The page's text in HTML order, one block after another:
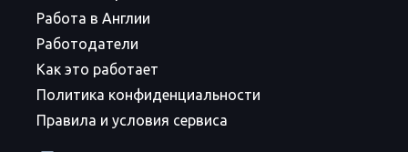
Работа в Англии
Работодатели
Как это работает
Политика конфиденциальности
Правила и условия сервиса